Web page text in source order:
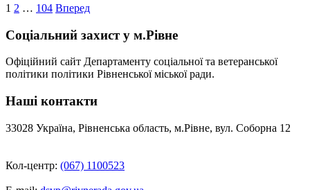
Пагінація
записів
1 2 … 104 Вперед
Соціальний захист у м.Рівне
Офіційний сайт Департаменту соціальної та ветеранської
політики політики Рівненської міської ради.
Наші контакти
33028 Україна, Рівненська область, м.Рівне, вул. Соборна 12
Кол-центр: (067) 1100523